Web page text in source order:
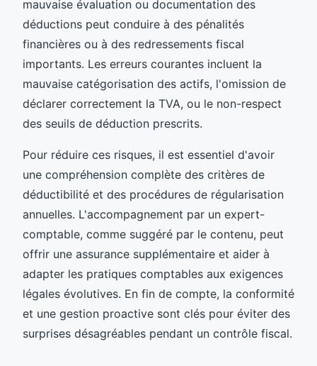
mauvaise évaluation ou documentation des
déductions peut conduire à des pénalités
financières ou à des redressements fiscal
importants. Les erreurs courantes incluent la
mauvaise catégorisation des actifs, l'omission de
déclarer correctement la TVA, ou le non-respect
des seuils de déduction prescrits.
Pour réduire ces risques, il est essentiel d'avoir
une compréhension complète des critères de
déductibilité et des procédures de régularisation
annuelles. L'accompagnement par un expert-
comptable, comme suggéré par le contenu, peut
offrir une assurance supplémentaire et aider à
adapter les pratiques comptables aux exigences
légales évolutives. En fin de compte, la conformité
et une gestion proactive sont clés pour éviter des
surprises désagréables pendant un contrôle fiscal.